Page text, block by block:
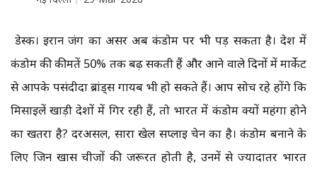
डेस्क। ईरान जंग का असर अब कंडोम पर भी पड़ सकता है। देश में
कंडोम की कीमतें 50% तक बढ़ सकती हैं और आने वाले दिनों में मार्केट
से आपके पसंदीदा ब्रांड्स गायब भी हो सकते हैं। आप सोच रहे होंगे कि
मिसाइलें खाड़ी देशों में गिर रही हैं, तो भारत में कंडोम क्यों महंगा होने
का खतरा है? दरअसल, सारा खेल सप्लाई चेन का है। कंडोम बनाने के
लिए जिन खास चीजों की जरूरत होती है, उनमें से ज्यादातर भारत